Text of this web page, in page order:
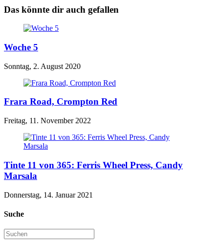
Das könnte dir auch gefallen
Woche 5
Sonntag, 2. August 2020
Frara Road, Crompton Red
Freitag, 11. November 2022
Tinte 11 von 365: Ferris Wheel Press, Candy
Marsala
Donnerstag, 14. Januar 2021
Suche